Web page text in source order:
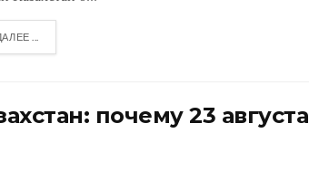
...
почему 23 августа